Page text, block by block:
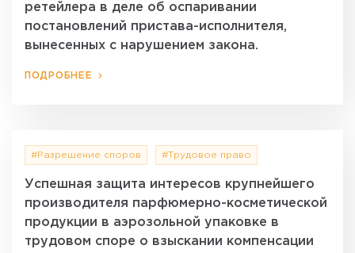
ретейлера в деле об оспаривании
постановлений пристава-исполнителя,
вынесенных с нарушением закона.
ПОДРОБНЕЕ
#Разрешение споров #Трудовое право
Успешная защита интересов крупнейшего
производителя парфюмерно-косметической
продукции в аэрозольной упаковке в
трудовом споре о взыскании компенсации